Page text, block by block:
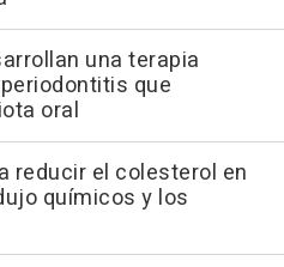
una terapia
que
oral
reducir el colesterol en
químicos y los